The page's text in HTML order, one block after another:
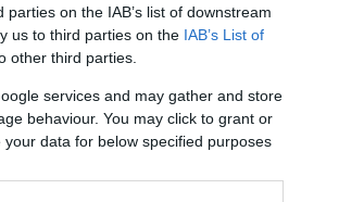
on the IAB’s list of downstream
us to third parties on the IAB’s List of
other third parties.
services and may gather and store
behaviour. You may click to grant or
data for below specified purposes